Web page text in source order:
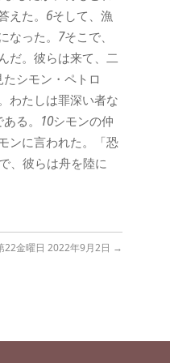
た。 6そして、漁
った。 7そこで、
だ。彼らは来て、二
シモン・ペトロ
わたしは罪深い者な
る。 10シモンの仲
ンに言われた。「恐
、彼らは舟を陸に
22金曜日 2022年9月2日 →